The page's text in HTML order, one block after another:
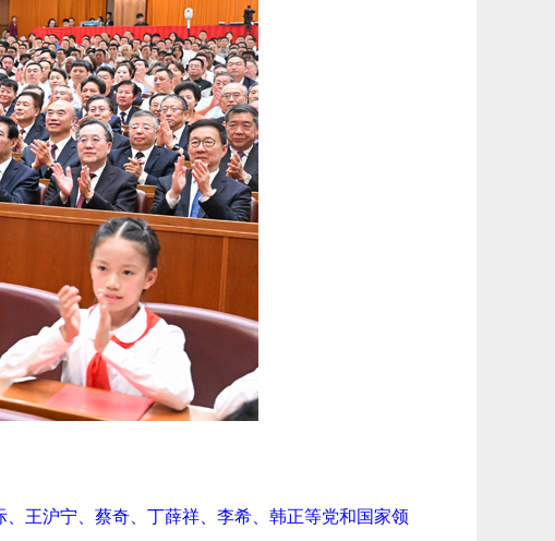
王沪宁、蔡奇、丁薛祥、李希、韩正等党和国家领